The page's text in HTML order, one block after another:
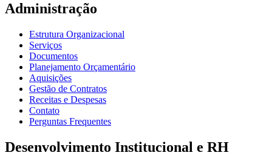
Administração
Estrutura Organizacional
Serviços
Documentos
Planejamento Orçamentário
Aquisições
Gestão de Contratos
Receitas e Despesas
Contato
Perguntas Frequentes
Desenvolvimento Institucional e RH